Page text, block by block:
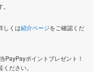
しくは紹介ページをご確認くだ
PayPayポイントプレゼント！
ください。